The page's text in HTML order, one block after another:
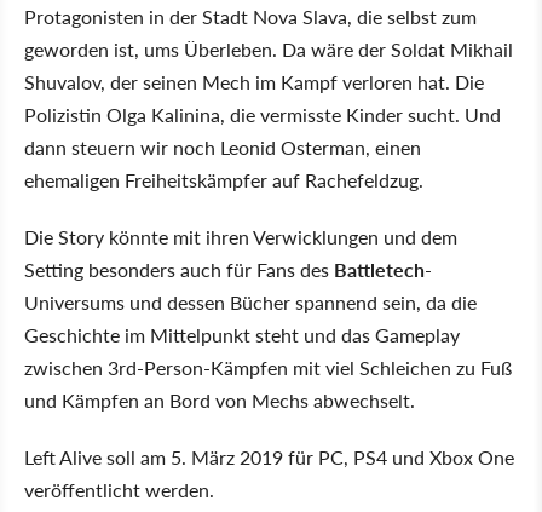
Protagonisten in der Stadt Nova Slava, die selbst zum
geworden ist, ums Überleben. Da wäre der Soldat Mikhail
Shuvalov, der seinen Mech im Kampf verloren hat. Die
Polizistin Olga Kalinina, die vermisste Kinder sucht. Und
dann steuern wir noch Leonid Osterman, einen
ehemaligen Freiheitskämpfer auf Rachefeldzug.
Die Story könnte mit ihren Verwicklungen und dem
Setting besonders auch für Fans des Battletech-
Universums und dessen Bücher spannend sein, da die
Geschichte im Mittelpunkt steht und das Gameplay
zwischen 3rd-Person-Kämpfen mit viel Schleichen zu Fuß
und Kämpfen an Bord von Mechs abwechselt.
Left Alive soll am 5. März 2019 für PC, PS4 und Xbox One
veröffentlicht werden.